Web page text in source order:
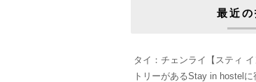
最近の
タイ：チェンライ【スティ
トリーがあるStay in hostelに